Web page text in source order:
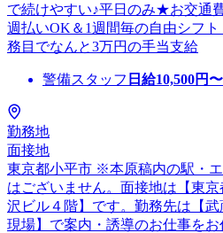
で続けやすい♪平日のみ★お交通
週払いOK＆1週間毎の自由シフト
務目でなんと3万円の手当支給
警備スタッフ 日給10,500円〜
勤務地
面接地
東京都小平市 ※本原稿内の駅・
はございません。面接地は【東
沢ビル４階】です。勤務先は【
現場】で案内・誘導のお仕事を